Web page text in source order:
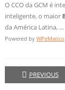
O CCO da GCM é
inteligente, o maior
da América Latina, …
Powered by WPeMatico
PREVIOUS